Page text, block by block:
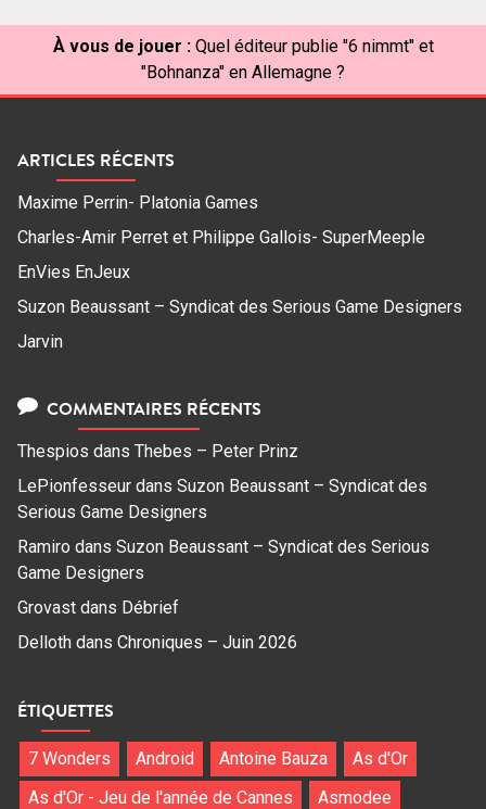
À vous de jouer : Quel éditeur publie "6 nimmt" et
"Bohnanza" en Allemagne ?
ARTICLES RÉCENTS
Maxime Perrin- Platonia Games
Charles-Amir Perret et Philippe Gallois- SuperMeeple
EnVies EnJeux
Suzon Beaussant – Syndicat des Serious Game Designers
Jarvin
COMMENTAIRES RÉCENTS
Thespios dans Thebes – Peter Prinz
LePionfesseur dans Suzon Beaussant – Syndicat des
Serious Game Designers
Ramiro dans Suzon Beaussant – Syndicat des Serious
Game Designers
Grovast dans Débrief
Delloth dans Chroniques – Juin 2026
ÉTIQUETTES
7 Wonders Android Antoine Bauza
As d'Or
As d'Or - Jeu de l'année de Cannes
Asmodee